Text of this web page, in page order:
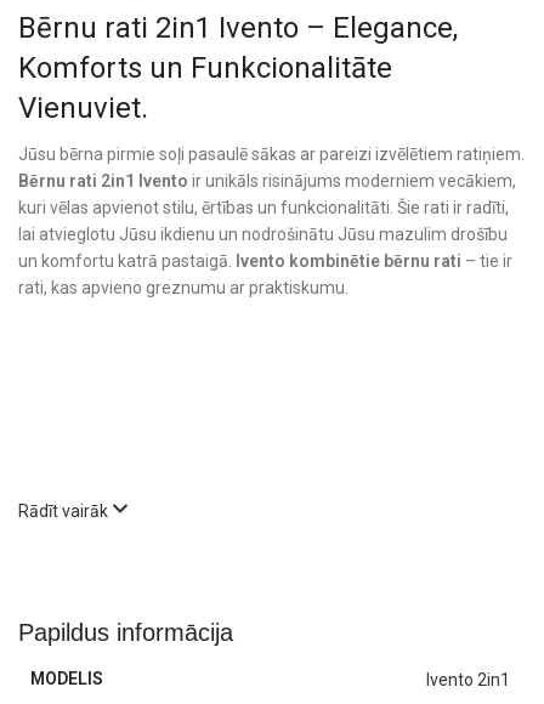
Bērnu rati 2in1 Ivento – Elegance,
Komforts un Funkcionalitāte
Vienuviet.
Jūsu bērna pirmie soļi pasaulē sākas ar pareizi izvēlētiem ratiņiem.
Bērnu rati 2in1 Ivento ir unikāls risinājums moderniem vecākiem,
kuri vēlas apvienot stilu, ērtības un funkcionalitāti. Šie rati ir radīti,
lai atvieglotu Jūsu ikdienu un nodrošinātu Jūsu mazulim drošību
un komfortu katrā pastaigā. Ivento kombinētie bērnu rati – tie ir
rati, kas apvieno greznumu ar praktiskumu.
Kāpēc izvēlēties bērnu ratus Ivento?
Rādīt vairāk
Papildus informācija
MODELIS Ivento 2in1